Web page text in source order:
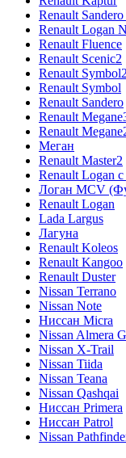
Renault
Renault Logan
Renault Fluence
Renault Scenic2
Renault
Renault Symbol
Renault Sandero
Renault
Renault
Меган
Renault Master2
Renault Logan c
Логан МСV
Renault Logan
Lada Largus
Лагуна
Renault Koleos
Renault Kangoo
Renault Duster
Nissan Terrano
Nissan Note
Ниссан Micra
Nissan Almera
Nissan X-Trail
Nissan Tiida
Nissan Teana
Nissan Qashqai
Ниссан Primera
Ниссан Patrol
Nissan